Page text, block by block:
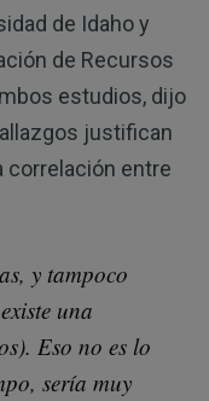
de Idaho y
de Recursos
estudios, dijo
justifican
correlación entre
y tampoco
una
Eso no es lo
sería muy